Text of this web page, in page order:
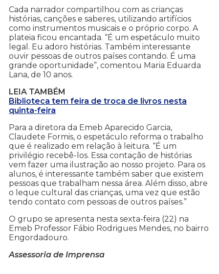
Cada narrador compartilhou com as crianças
histórias, canções e saberes, utilizando artifícios
como instrumentos musicais e o próprio corpo. A
plateia ficou encantada. “É um espetáculo muito
legal. Eu adoro histórias. Também interessante
ouvir pessoas de outros países contando. É uma
grande oportunidade”, comentou Maria Eduarda
Lana, de 10 anos.
LEIA TAMBÉM
Biblioteca tem feira de troca de livros nesta
quinta-feira
Para a diretora da Emeb Aparecido Garcia,
Claudete Formis, o espetáculo reforma o trabalho
que é realizado em relação à leitura. “É um
privilégio recebê-los. Essa contação de histórias
vem fazer uma ilustração ao nosso projeto. Para os
alunos, é interessante também saber que existem
pessoas que trabalham nessa área. Além disso, abre
o leque cultural das crianças, uma vez que estão
tendo contato com pessoas de outros países.”
O grupo se apresenta nesta sexta-feira (22) na
Emeb Professor Fábio Rodrigues Mendes, no bairro
Engordadouro.
Assessoria de Imprensa